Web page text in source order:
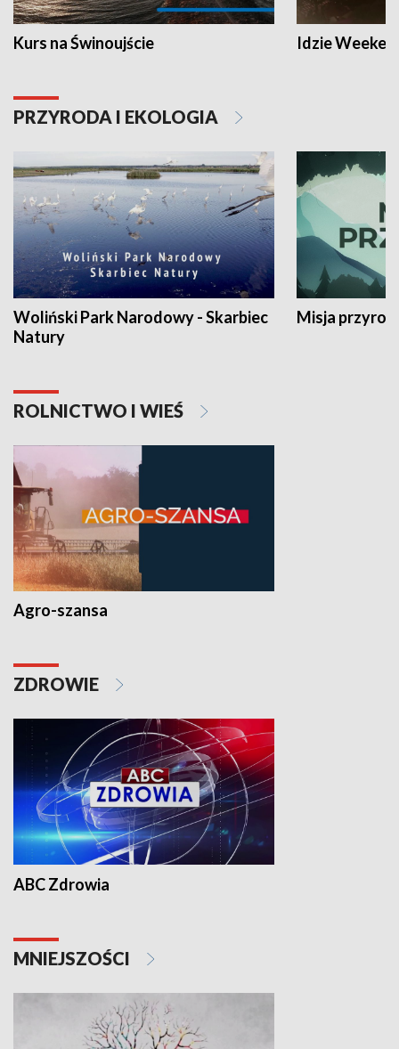
Kurs na Świnoujście Idzie
PRZYRODA I EKOLOGIA
Woliński Park Narodowy - Skarbiec
Natury
Misja
ROLNICTWO I WIEŚ
Agro-szansa
ZDROWIE
ABC Zdrowia
MNIEJSZOŚCI